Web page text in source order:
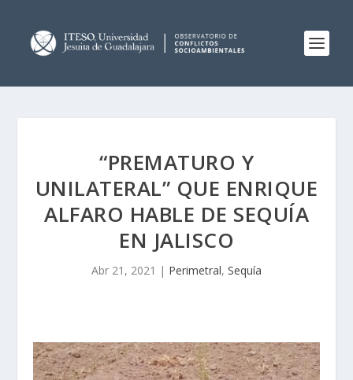
“PREMATURO Y
UNILATERAL” QUE ENRIQUE
ALFARO HABLE DE SEQUÍA
EN JALISCO
Abr 21, 2021 | Perimetral, Sequía